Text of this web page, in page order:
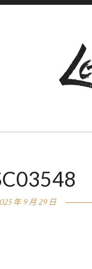
年 9 月 29 日